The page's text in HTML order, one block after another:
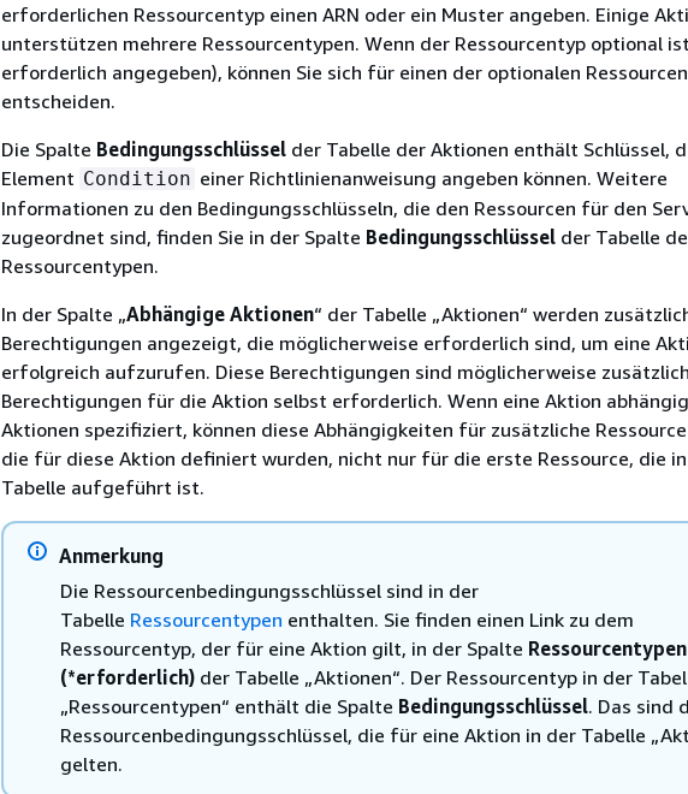
erforderlichen Ressourcentyp einen ARN oder ein Muster angeben. Einige
unterstützen mehrere Ressourcentypen. Wenn der Ressourcentyp optional
erforderlich angegeben), können Sie sich für einen der optionalen
entscheiden.
Die Spalte Bedingungsschlüssel der Tabelle der Aktionen enthält Schlüssel,
Element Condition einer Richtlinienanweisung angeben können. Weitere
Informationen zu den Bedingungsschlüsseln, die den Ressourcen für den
zugeordnet sind, finden Sie in der Spalte Bedingungsschlüssel der Tabelle
Ressourcentypen.
In der Spalte „Abhängige Aktionen“ der Tabelle „Aktionen“ werden
Berechtigungen angezeigt, die möglicherweise erforderlich sind, um eine
erfolgreich aufzurufen. Diese Berechtigungen sind möglicherweise
Berechtigungen für die Aktion selbst erforderlich. Wenn eine Aktion
Aktionen spezifiziert, können diese Abhängigkeiten für zusätzliche
die für diese Aktion definiert wurden, nicht nur für die erste Ressource, die
Tabelle aufgeführt ist.
Anmerkung
Die Ressourcenbedingungsschlüssel sind in der
Tabelle Ressourcentypen enthalten. Sie finden einen Link zu dem
Ressourcentyp, der für eine Aktion gilt, in der Spalte Ressourcentypen
(*erforderlich) der Tabelle „Aktionen“. Der Ressourcentyp in der
„Ressourcentypen“ enthält die Spalte Bedingungsschlüssel. Das sind
Ressourcenbedingungsschlüssel, die für eine Aktion in der Tabelle
gelten.